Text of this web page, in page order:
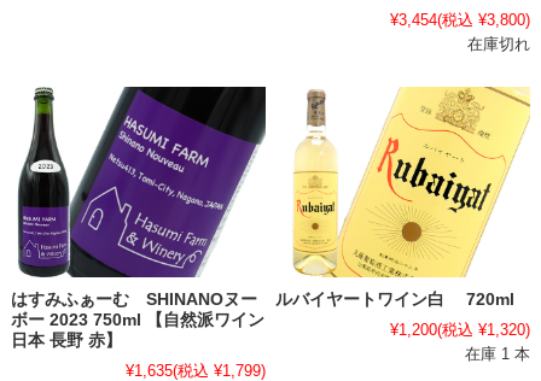
¥3,454(税込 ¥3,800)
在庫切れ
はすみふぁーむ SHINANOヌー
ボー 2023 750ml 【自然派ワイン
日本 長野 赤】
¥1,635(税込 ¥1,799)
ルバイヤートワイン白 720ml
¥1,200(税込 ¥1,320)
在庫 1 本